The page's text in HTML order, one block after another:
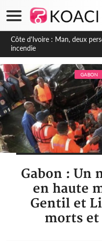
Côte d'Ivoire : Séileu, la
transformée en vaste
dépigmentants dangereux
GABON
Gabon : Un
en haute
Gentil et
morts et